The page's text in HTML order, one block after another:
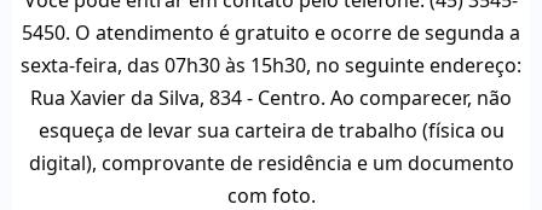
5450. O atendimento é gratuito e ocorre de segunda a
sexta-feira, das 07h30 às 15h30, no seguinte endereço:
Rua Xavier da Silva, 834 - Centro. Ao comparecer, não
esqueça de levar sua carteira de trabalho (física ou
digital), comprovante de residência e um documento
com foto.